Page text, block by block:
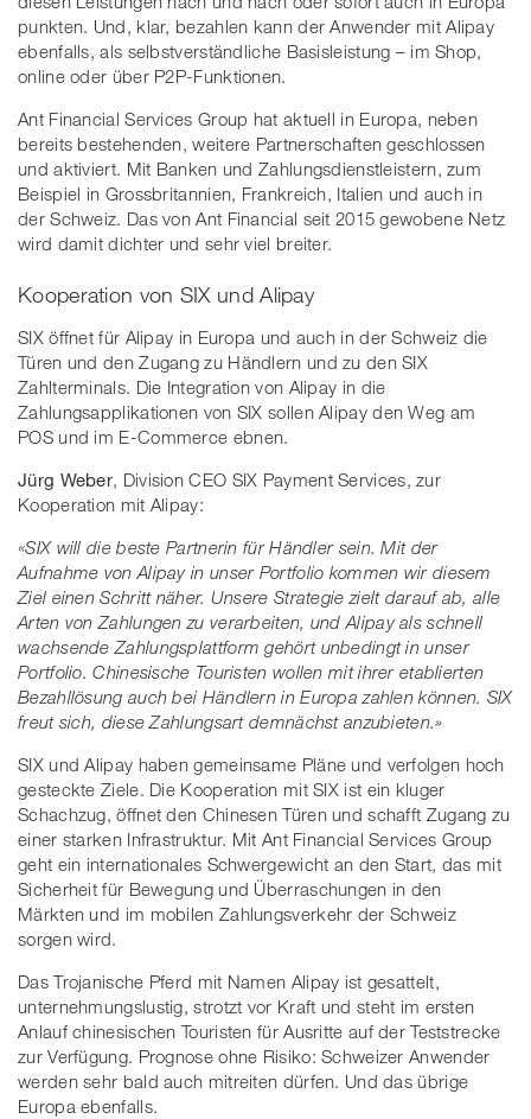
punkten. Und, klar, bezahlen kann der Anwender mit Alipay
ebenfalls, als selbstverständliche Basisleistung – im Shop,
online oder über P2P-Funktionen.
Ant Financial Services Group hat aktuell in Europa, neben
bereits bestehenden, weitere Partnerschaften geschlossen
und aktiviert. Mit Banken und Zahlungsdienstleistern, zum
Beispiel in Grossbritannien, Frankreich, Italien und auch in
der Schweiz. Das von Ant Financial seit 2015 gewobene Netz
wird damit dichter und sehr viel breiter.
Kooperation von SIX und Alipay
SIX öffnet für Alipay in Europa und auch in der Schweiz die
Türen und den Zugang zu Händlern und zu den SIX
Zahlterminals. Die Integration von Alipay in die
Zahlungsapplikationen von SIX sollen Alipay den Weg am
POS und im E-Commerce ebnen.
Jürg Weber, Division CEO SIX Payment Services, zur
Kooperation mit Alipay:
«SIX will die beste Partnerin für Händler sein. Mit der
Aufnahme von Alipay in unser Portfolio kommen wir diesem
Ziel einen Schritt näher. Unsere Strategie zielt darauf ab, alle
Arten von Zahlungen zu verarbeiten, und Alipay als schnell
wachsende Zahlungsplattform gehört unbedingt in unser
Portfolio. Chinesische Touristen wollen mit ihrer etablierten
Bezahllösung auch bei Händlern in Europa zahlen können. SIX
freut sich, diese Zahlungsart demnächst anzubieten.»
SIX und Alipay haben gemeinsame Pläne und verfolgen hoch
gesteckte Ziele. Die Kooperation mit SIX ist ein kluger
Schachzug, öffnet den Chinesen Türen und schafft Zugang zu
einer starken Infrastruktur. Mit Ant Financial Services Group
geht ein internationales Schwergewicht an den Start, das mit
Sicherheit für Bewegung und Überraschungen in den
Märkten und im mobilen Zahlungsverkehr der Schweiz
sorgen wird.
Das Trojanische Pferd mit Namen Alipay ist gesattelt,
unternehmungslustig, strotzt vor Kraft und steht im ersten
Anlauf chinesischen Touristen für Ausritte auf der Teststrecke
zur Verfügung. Prognose ohne Risiko: Schweizer Anwender
werden sehr bald auch mitreiten dürfen. Und das übrige
Europa ebenfalls.